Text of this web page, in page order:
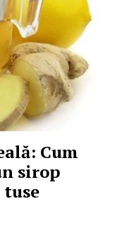
Cum
sirop